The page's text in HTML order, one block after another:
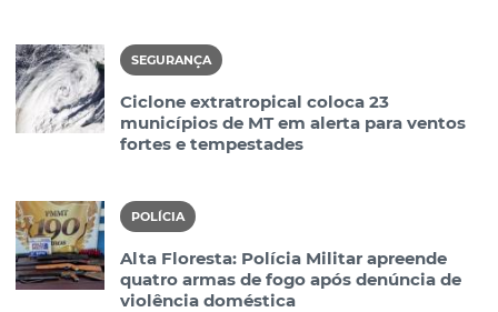
SEGURANÇA
Ciclone extratropical coloca 23
municípios de MT em alerta para ventos
fortes e tempestades
POLÍCIA
Alta Floresta: Polícia Militar apreende
quatro armas de fogo após denúncia de
violência doméstica